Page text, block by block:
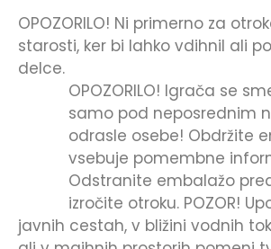
OPOZORILO! Ni primerno za
starosti, ker bi lahko vdihnil ali
delce.
OPOZORILO! Igrača se
samo pod neposrednim
odrasle osebe! Obdržite
vsebuje pomembne
Odstranite embalažo
izročite otroku. POZOR!
javnih cestah, v bližini vodnih